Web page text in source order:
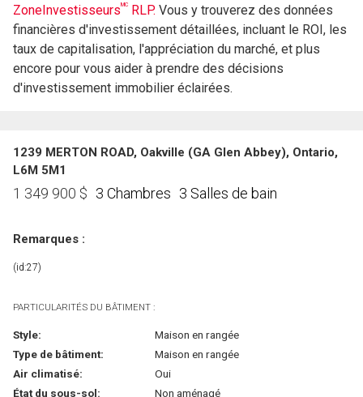
ZoneInvestisseursMC RLP. Vous y trouverez des données
financières d'investissement détaillées, incluant le ROI, les
taux de capitalisation, l'appréciation du marché, et plus
encore pour vous aider à prendre des décisions
d'investissement immobilier éclairées.
1239 MERTON ROAD, Oakville (GA Glen Abbey), Ontario,
L6M 5M1
1 349 900 $ 3 Chambres 3 Salles de bain
Remarques :
(id:27)
PARTICULARITÉS DU BÂTIMENT :
Style:
Maison en rangée
Type de bâtiment:
Maison en rangée
Air climatisé:
Oui
État du sous-sol:
Non aménagé